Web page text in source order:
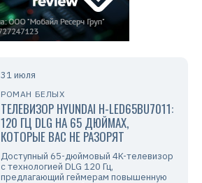
31 июля
РОМАН БЕЛЫХ
ТЕЛЕВИЗОР HYUNDAI H-LED65BU7011:
120 ГЦ DLG НА 65 ДЮЙМАХ,
КОТОРЫЕ ВАС НЕ РАЗОРЯТ
Доступный 65-дюймовый 4K-телевизор
с технологией DLG 120 Гц,
предлагающий геймерам повышенную